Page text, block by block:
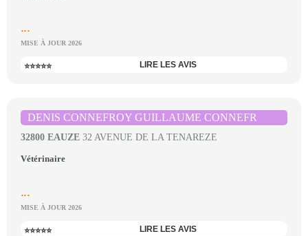
...
MISE À JOUR 2026
⭐⭐⭐⭐⭐ LIRE LES AVIS
DENIS CONNEFROY GUILLAUME CONNEFR
32800 EAUZE 32 AVENUE DE LA TENAREZE
Vétérinaire
...
MISE À JOUR 2026
⭐⭐⭐⭐⭐ LIRE LES AVIS